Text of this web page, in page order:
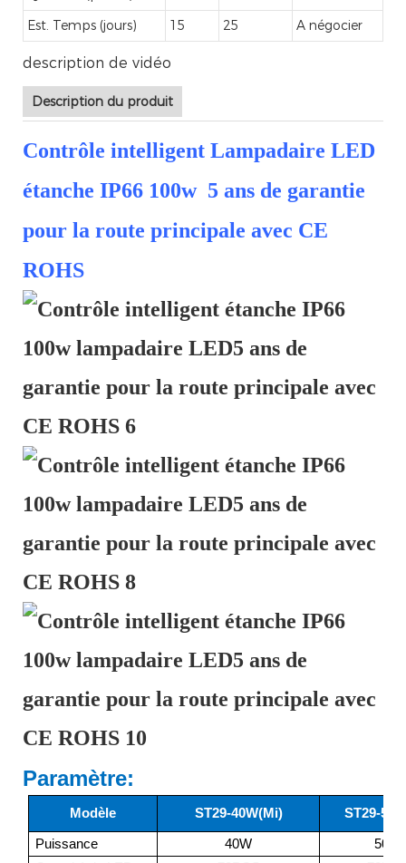
Est. Temps (jours)
15 25 A négocier
description de vidéo
Description du produit
Contrôle intelligent Lampadaire LED
étanche IP66 100w 5 ans de garantie
pour la route principale avec CE
ROHS
Paramètre:
Modèle ST29-40W(Mi) ST29-
Puissance 40W
50W